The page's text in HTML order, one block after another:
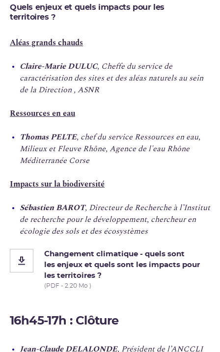
Quels enjeux et quels impacts pour les
territoires ?
Aléas grands chauds
Claire-Marie DULUC, Cheffe du service de
caractérisation des sites et des aléas naturels au sein
de la Direction , ASNR
Ressources en eau
Thomas PELTE, chef du service Ressources en eau,
Milieux et Fleuve Rhône, Agence de l'eau Rhône
Méditerranée Corse
Impacts sur la biodiversité
Sébastien BAROT, Directeur de Recherche à l’Institut
de recherche pour le développement, chercheur en
écologie des sols et des écosystèmes
Changement climatique - quels sont
les enjeux et quels sont les impacts pour
les territoires ?
(PDF - 2.20 Mo )
16h45-17h : Clôture
Jean-Claude DELALONDE, Président de l’ANCCLI